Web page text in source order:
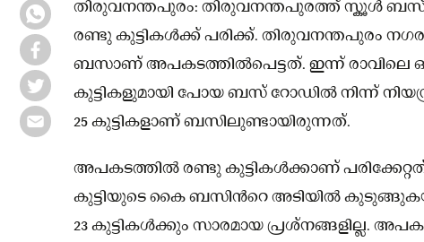
തിരുവനന്തപുരം: തിരുവനന്തപുരത്ത് സ്കൂൾ ബസ്
രണ്ടു കുട്ടികള്‍ക്ക് പരിക്ക്. തിരുവനന്തപുരം
ബസാണ് അപകടത്തിൽപെട്ടത്. ഇന്ന് രാവിലെ
കുട്ടികളുമായി പോയ ബസ് റോഡിൽ നിന്ന്
25 കുട്ടികളാണ് ബസിലുണ്ടായിരുന്നത്.
അപകടത്തിൽ രണ്ടു കുട്ടികള്‍ക്കാണ്
കുട്ടിയുടെ കൈ ബസിന്‍റെ അടിയിൽ
23 കുട്ടികള്‍ക്കും സാരമായ പ്രശ്നങ്ങളില്ല.